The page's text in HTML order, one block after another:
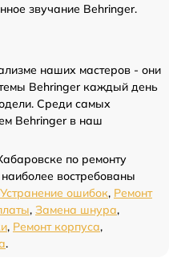
звучание Behringer.
наших мастеров - они
Behringer каждый день
Среди самых
Behringer в наш
по ремонту
востребованы
Устранение ошибок, Ремонт
, Замена шнура,
, Ремонт корпуса,
.